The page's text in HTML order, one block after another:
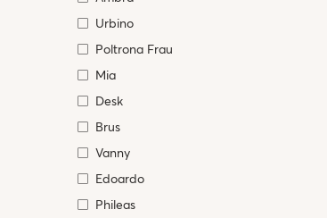
Urbino
Poltrona Frau
Mia
Desk
Brus
Vanny
Edoardo
Phileas